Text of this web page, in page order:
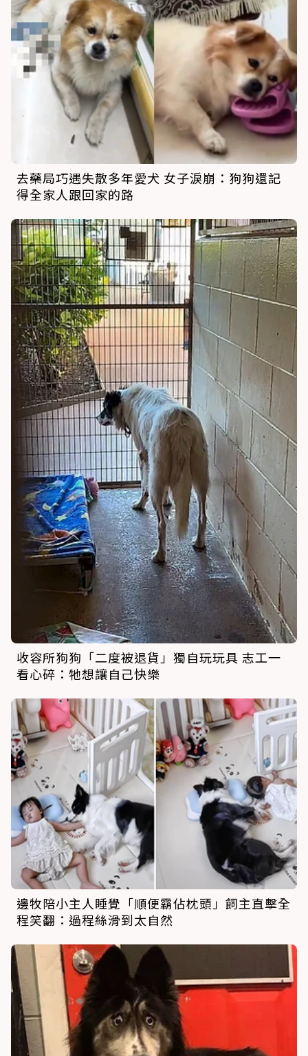
去藥局巧遇失散多年愛犬 女子淚崩：狗狗還記
得全家人跟回家的路
收容所狗狗「二度被退貨」獨自玩玩具 志工一
看心碎：牠想讓自己快樂
邊牧陪小主人睡覺「順便霸佔枕頭」飼主直擊全
程笑翻：過程絲滑到太自然